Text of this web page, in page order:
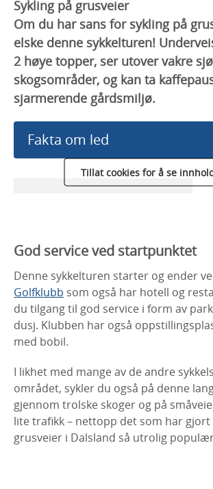
Sykling på grusveier
Om du har sans for sykling på
elske denne sykkelturen!
2 høye topper, ser utover vakre
skogsområder, og kan ta
sjarmerende gårdsmiljø.
Fakta om led
Tillat cookies for å se
God service ved startpunktet
Denne sykkelturen starter og ender
Golfklubb som også har hotell og
du tilgang til god service i form av
dusj. Klubben har også
med bobil.
I likhet med mange av de andre
området, sykler du også på denne
gjennom trolske skoger og på
lite trafikk – nettopp det som har gjort
grusveier i Dalsland så utrolig